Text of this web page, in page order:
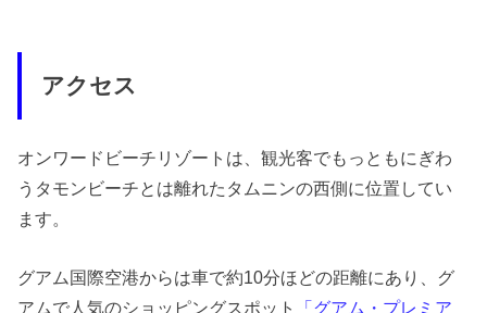
アクセス
オンワードビーチリゾートは、観光客でもっともにぎわ
うタモンビーチとは離れたタムニンの西側に位置してい
ます。
グアム国際空港からは車で約10分ほどの距離にあり、グ
アムで人気のショッピングスポット
「グアム・プレミア